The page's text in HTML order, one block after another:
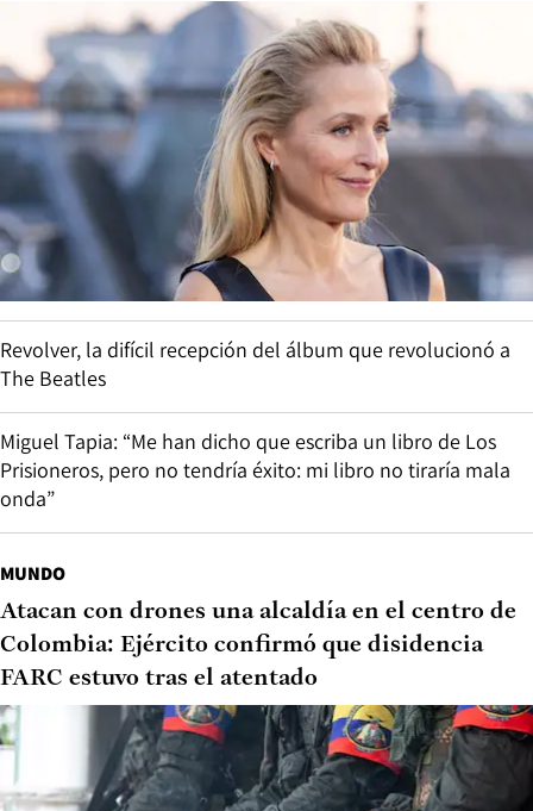
Revolver, la difícil recepción del álbum que revolucionó a
The Beatles
Miguel Tapia: “Me han dicho que escriba un libro de Los
Prisioneros, pero no tendría éxito: mi libro no tiraría mala
onda”
MUNDO
Atacan con drones una alcaldía en el centro de
Colombia: Ejército confirmó que disidencia
FARC estuvo tras el atentado